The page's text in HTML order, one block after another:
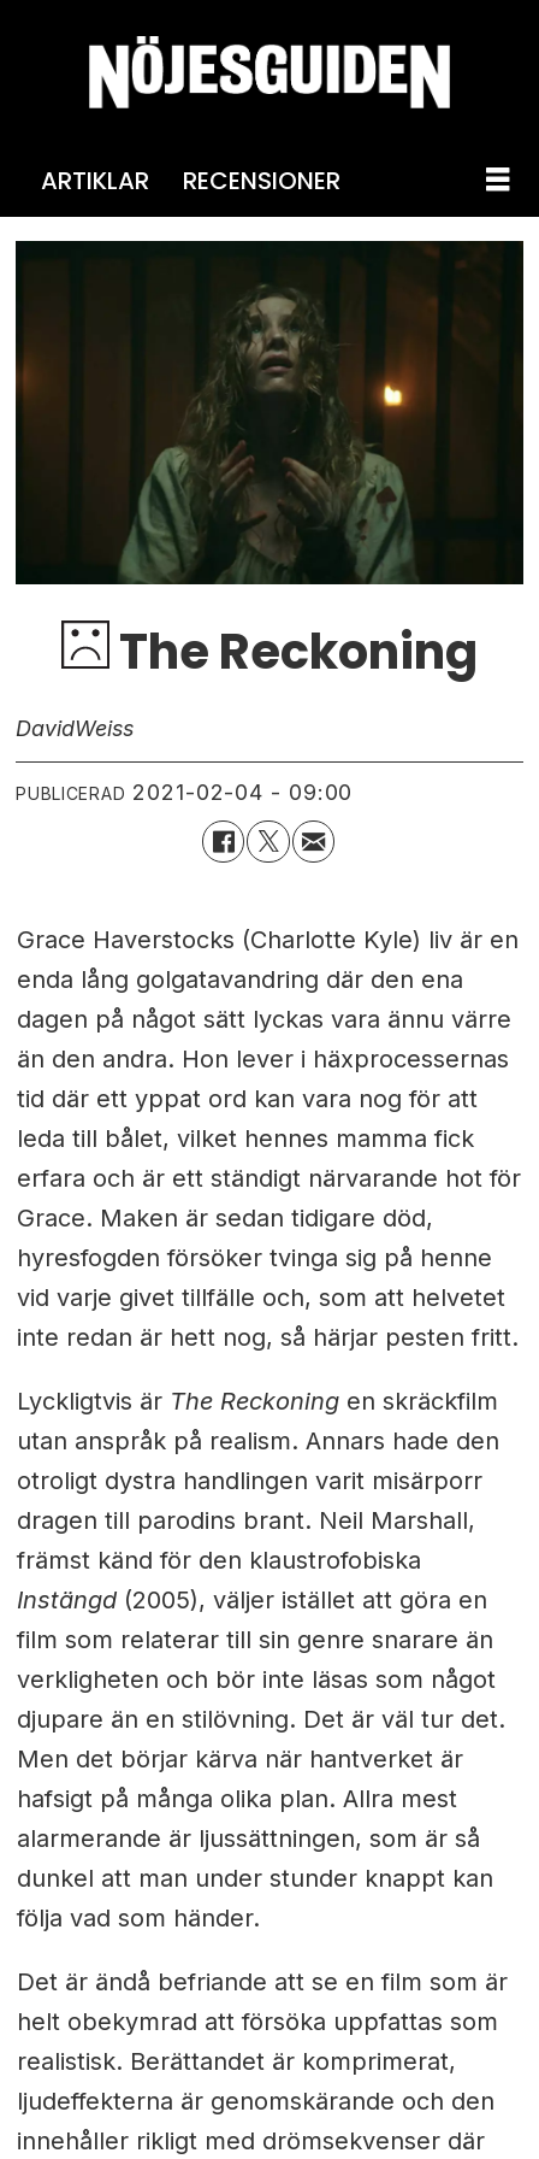
ARTIKLAR RECENSIONER
The Reckoning
DavidWeiss
PUBLICERAD 2021-02-04 - 09:00
Grace Haverstocks (Charlotte Kyle) liv är en
enda lång golgatavandring där den ena
dagen på något sätt lyckas vara ännu värre
än den andra. Hon lever i häxprocessernas
tid där ett yppat ord kan vara nog för att
leda till bålet, vilket hennes mamma fick
erfara och är ett ständigt närvarande hot för
Grace. Maken är sedan tidigare död,
hyresfogden försöker tvinga sig på henne
vid varje givet tillfälle och, som att helvetet
inte redan är hett nog, så härjar pesten fritt.
Lyckligtvis är The Reckoningen skräckfilm
utan anspråk på realism. Annars hade den
otroligt dystra handlingen varit misärporr
dragen till parodins brant. Neil Marshall,
främst känd för den klaustrofobiska
Instängd(2005), väljer istället att göra en
film som relaterar till sin genre snarare än
verkligheten och bör inte läsas som något
djupare än en stilövning. Det är väl tur det.
Men det börjar kärva när hantverket är
hafsigt på många olika plan. Allra mest
alarmerande är ljussättningen, som är så
dunkel att man under stunder knappt kan
följa vad som händer.
Det är ändå befriande att se en film som är
helt obekymrad att försöka uppfattas som
realistisk. Berättandet är komprimerat,
ljudeffekterna är genomskärande och den
innehåller rikligt med drömsekvenser där